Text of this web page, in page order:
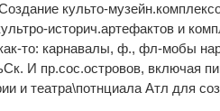
культо-
историч.артефактов и
то: карнавалы, ф., фл-мобы
И пр.сос.островов, включая
и театра\потнциала Атл для